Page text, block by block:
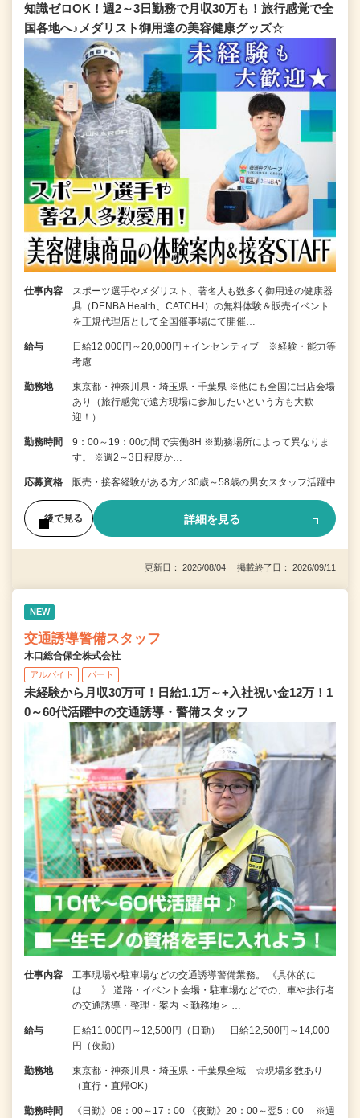
知識ゼロOK！週2～3日勤務で月収30万も！旅行感覚で全
国各地へ♪メダリスト御用達の美容健康グッズ☆
仕事内容
スポーツ選手やメダリスト、著名人も数多く御用達の健康器
具（DENBA Health、CATCH-I）の無料体験＆販売イベント
を正規代理店として全国催事場にて開催…
給与
日給12,000円～20,000円＋インセンティブ ※経験・能力等
考慮
勤務地
東京都・神奈川県・埼玉県・千葉県 ※他にも全国に出店会場
あり（旅行感覚で遠方現場に参加したいという方も大歓
迎！）
勤務時間
9：00～19：00の間で実働8H ※勤務場所によって異なりま
す。 ※週2～3日程度か…
応募資格 販売・接客経験がある方／30歳～58歳の男女スタッフ活躍中
後で見る 詳細を見る
更新日： 2026/08/04 掲載終了日： 2026/09/11
NEW
交通誘導警備スタッフ
木口総合保全株式会社
アルバイト パート
未経験から月収30万可！日給1.1万～+入社祝い金12万！1
0～60代活躍中の交通誘導・警備スタッフ
仕事内容
工事現場や駐車場などの交通誘導警備業務。 《具体的に
は……》 道路・イベント会場・駐車場などでの、車や歩行者
の交通誘導・整理・案内 ＜勤務地＞ …
給与
日給11,000円～12,500円（日勤） 日給12,500円～14,000
円（夜勤）
勤務地
東京都・神奈川県・埼玉県・千葉県全域 ☆現場多数あり
（直行・直帰OK）
勤務時間
《日勤》08：00～17：00 《夜勤》20：00～翌5：00 ※週